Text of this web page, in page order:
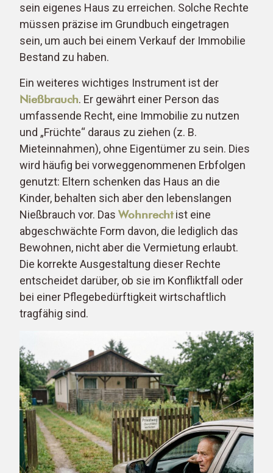
sein eigenes Haus zu erreichen. Solche Rechte
müssen präzise im Grundbuch eingetragen
sein, um auch bei einem Verkauf der Immobilie
Bestand zu haben.
Ein weiteres wichtiges Instrument ist der
Nießbrauch. Er gewährt einer Person das
umfassende Recht, eine Immobilie zu nutzen
und „Früchte“ daraus zu ziehen (z. B.
Mieteinnahmen), ohne Eigentümer zu sein. Dies
wird häufig bei vorweggenommenen Erbfolgen
genutzt: Eltern schenken das Haus an die
Kinder, behalten sich aber den lebenslangen
Nießbrauch vor. Das Wohnrechtist eine
abgeschwächte Form davon, die lediglich das
Bewohnen, nicht aber die Vermietung erlaubt.
Die korrekte Ausgestaltung dieser Rechte
entscheidet darüber, ob sie im Konfliktfall oder
bei einer Pflegebedürftigkeit wirtschaftlich
tragfähig sind.